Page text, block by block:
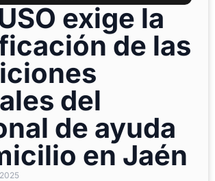
exige la
de las
del
de ayuda
en Jaén